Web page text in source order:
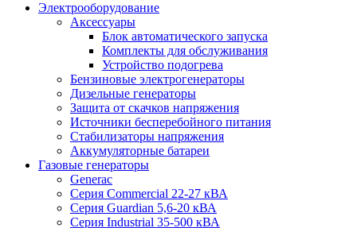
Электрооборудование
Аксессуары
Блок автоматического запуска
Комплекты для обслуживания
Устройство подогрева
Бензиновые электрогенераторы
Дизельные генераторы
Защита от скачков напряжения
Источники бесперебойного питания
Стабилизаторы напряжения
Аккумуляторные батареи
Газовые генераторы
Generac
Серия Commercial 22-27 кВА
Серия Guardian 5,6-20 кВА
Серия Industrial 35-500 кВА